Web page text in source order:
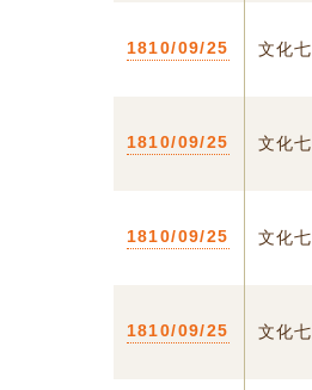
1810/09/25 文化
1810/09/25 文化
1810/09/25 文化
1810/09/25 文化